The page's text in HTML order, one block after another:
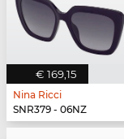
€ 169,15
Nina Ricci
SNR379 - 06NZ